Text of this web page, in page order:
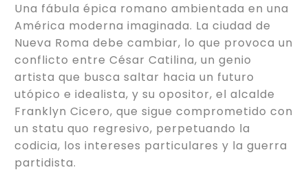
Una fábula épica romano ambientada en una
América moderna imaginada. La ciudad de
Nueva Roma debe cambiar, lo que provoca un
conflicto entre César Catilina, un genio
artista que busca saltar hacia un futuro
utópico e idealista, y su opositor, el alcalde
Franklyn Cicero, que sigue comprometido con
un statu quo regresivo, perpetuando la
codicia, los intereses particulares y la guerra
partidista.